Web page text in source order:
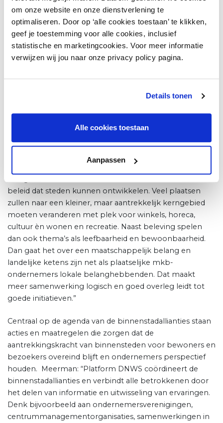
om onze website en onze dienstverlening te
optimaliseren. Door op ‘alle cookies toestaan’ te klikken,
geef je toestemming voor alle cookies, inclusief
statistische en marketingcookies. Voor meer informatie
verwijzen wij jou naar onze privacy policy pagina.
Details tonen
Alle cookies toestaan
Aanpassen
samenwerking versterkt. Zo vertelde gastspreker Dimitri
Broeren, directeur sales Europa voor WE Fashion, over
zijn inzet voor de binnenstad van Den Haag. Het heeft
bijgedragen aan de continuering van de BIZ-regeling
voor de Spuistraat en Grote Marktstraat. Krein Bons heeft
Utrecht opgetrokken om de leegstand te bestrijden.
nemen, onder meer door kennisuitwisseling en meer
samenwerking met gemeenten. Het is goed dat in meer
steden bredere binnenstadallianties komen. Door
overleg, monitoring en informatie-uitwisseling ontstaat
beleid dat steden kunnen ontwikkelen. Veel plaatsen
zullen naar een kleiner, maar aantrekkelijk kerngebied
moeten veranderen met plek voor winkels, horeca,
cultuur èn wonen en recreatie. Naast beleving spelen
dan ook thema’s als leefbaarheid en bewoonbaarheid.
Dan gaat het over een maatschappelijk belang en
landelijke ketens zijn net als plaatselijke mkb-
ondernemers lokale belanghebbenden. Dat maakt
meer samenwerking logisch en goed overleg leidt tot
goede initiatieven.”
Centraal op de agenda van de binnenstadallianties staan
acties en maatregelen die zorgen dat de
aantrekkingskracht van binnensteden voor bewoners en
bezoekers overeind blijft en ondernemers perspectief
houden. Meerman: “Platform DNWS coördineert de
binnenstadallianties en verbindt alle betrokkenen door
het delen van informatie en uitwisseling van ervaringen.
Denk bijvoorbeeld aan ondernemersverenigingen,
centrummanagementorganisaties, samenwerkingen in